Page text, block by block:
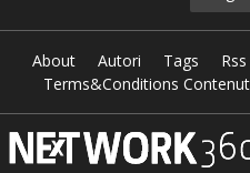
About Autori Tags
Terms&Conditions